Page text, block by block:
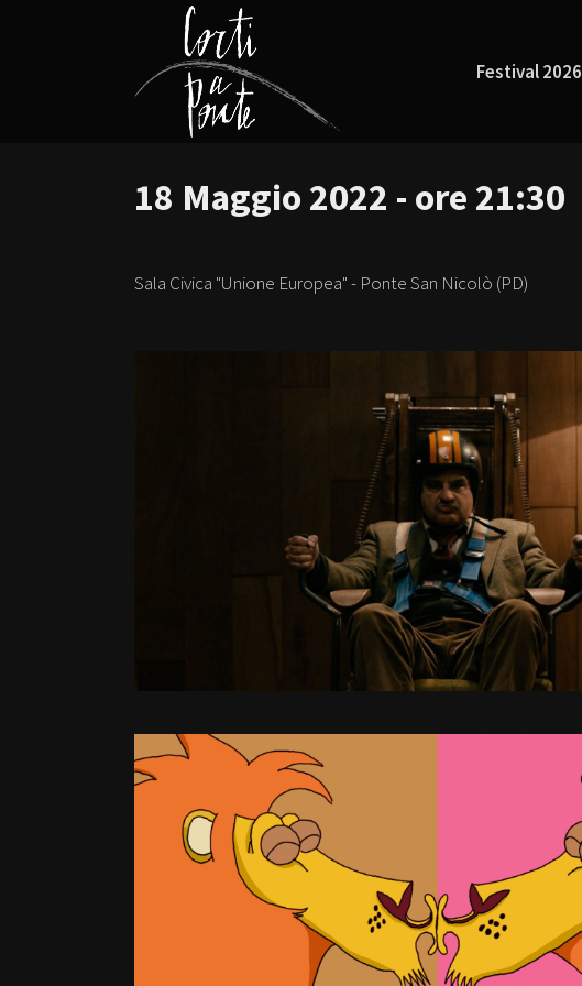
Festival 2026
18 Maggio 2022 - ore 21:30
Sala Civica "Unione Europea" - Ponte San Nicolò (PD)